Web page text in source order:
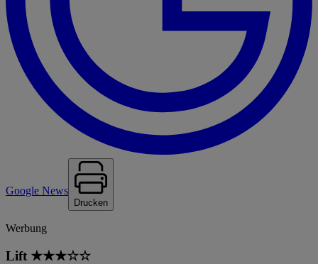
Google News
Drucken
Werbung
Lift ★★★☆☆